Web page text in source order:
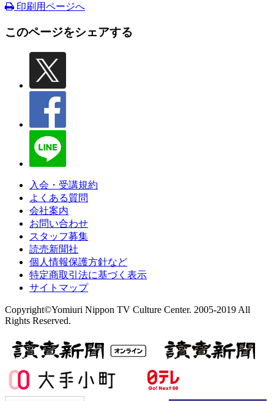
印刷用ページへ
このページをシェアする
入会・受講規約
よくある質問
会社案内
お問い合わせ
スタッフ募集
読売新聞社
個人情報保護方針など
特定商取引法に基づく表示
サイトマップ
Copyright©Yomiuri Nippon TV Culture Center. 2005-2019 All
Rights Reserved.